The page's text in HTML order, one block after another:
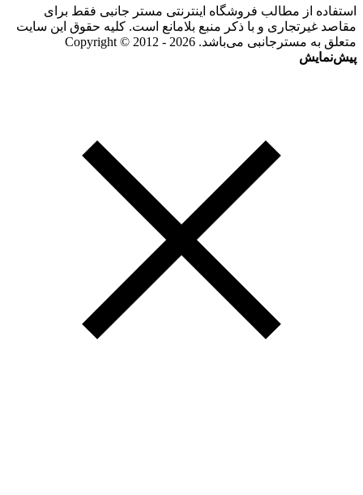
استفاده از مطالب فروشگاه اینترنتی مستر جانبی فقط برای
مقاصد غیرتجاری و با ذکر منبع بلامانع است. کلیه حقوق این سایت
متعلق به مسترجانبی می‌باشد. Copyright © 2012 - 2026
پیش‌نمایش